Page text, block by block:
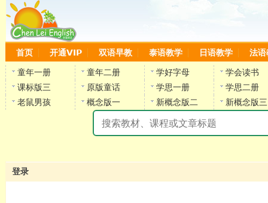
首页 开通VIP 双语早教 泰语教学 日语教学 法语
童年一册 童年二册 学好字母
学会读书
课标版三
原版童话 学思一册
学思二册
老鼠男孩
概念版一 新概念版二 新概念版三
登录